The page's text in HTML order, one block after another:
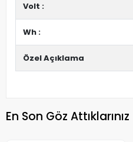
Volt :
Wh :
Özel Açıklama
En Son Göz Attıklarınız